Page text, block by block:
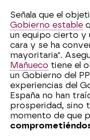
Señala que el
Gobierno estable
un equipo cierto y
cara y se ha
mayoritaria".
Mañueco tiene el
un Gobierno del
experiencias del
España no han
prosperidad, sino
momento de que